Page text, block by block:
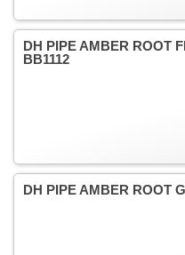
DH PIPE AMBER ROOT
BB1112
DH PIPE AMBER ROOT